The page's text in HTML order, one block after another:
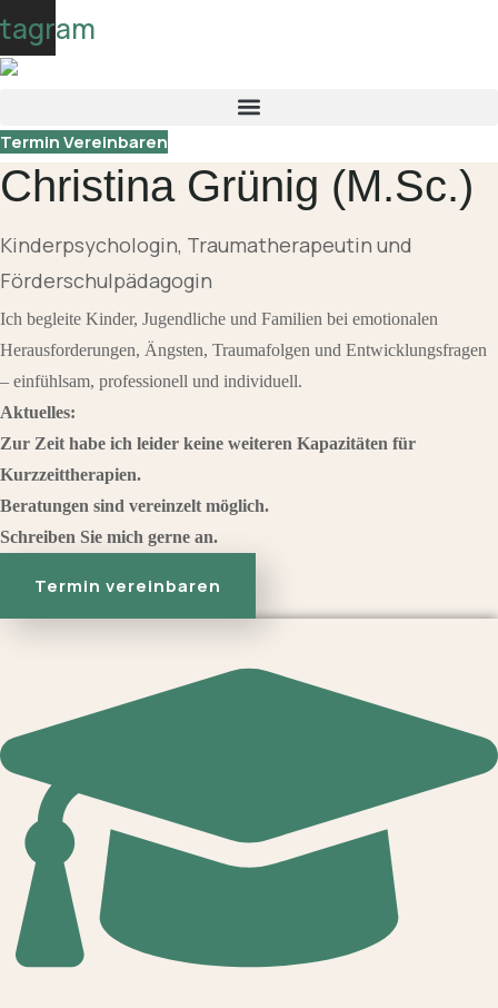
Skip
to
content
Termin Vereinbaren
Christina Grünig (M.Sc.)
Kinderpsychologin, Traumatherapeutin und
Förderschulpädagogin
Ich begleite Kinder, Jugendliche und Familien bei emotionalen
Herausforderungen, Ängsten, Traumafolgen und Entwicklungsfragen
– einfühlsam, professionell und individuell.
Aktuelles:
Zur Zeit habe ich leider keine weiteren Kapazitäten für
Kurzzeittherapien.
Beratungen sind vereinzelt möglich.
Schreiben Sie mich gerne an.
Termin vereinbaren